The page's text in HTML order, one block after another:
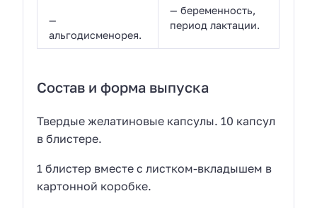
—
альгодисменорея.
— беременность,
период лактации.
Состав и форма выпуска
Твердые желатиновые капсулы. 10 капсул
в блистере.
1 блистер вместе с листком-вкладышем в
картонной коробке.